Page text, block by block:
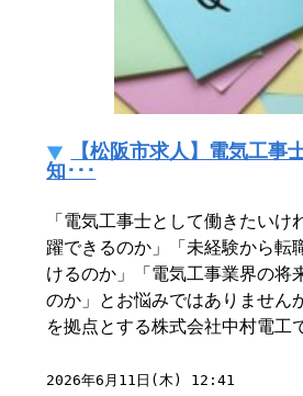
【松阪市求人】電気工事
知･･･
「電気工事士として働きたいけ
躍できるのか」「未経験から転
けるのか」「電気工事業界の将
のか」とお悩みではありません
を拠点とする株式会社中村電
2026年6月11日(木) 12:41